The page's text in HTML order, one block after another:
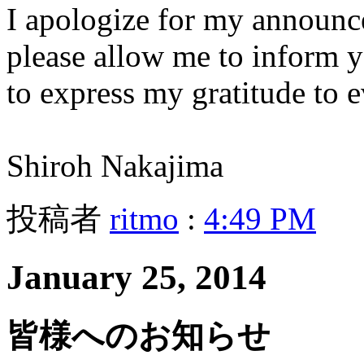
I apologize for my
please allow me to inform
to express my gratitude to
Shiroh Nakajima
投稿者 ritmo : 4:49 PM
January 25, 2014
皆様へのお知らせ